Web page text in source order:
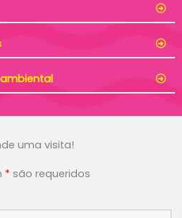
uma visita!
* são requeridos